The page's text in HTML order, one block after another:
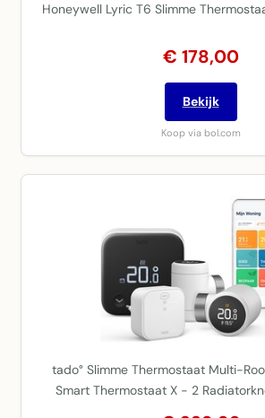
Honeywell Lyric T6 Slimme
€ 178,00
Bekijk
Koop via bol.com
tado° Slimme Thermostaat Multi-
Smart Thermostaat X - 2